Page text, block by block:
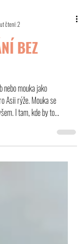
čtení: 2
BEZ
mouka jako
Asii rýže. Mouka se
I tam, kde by to...